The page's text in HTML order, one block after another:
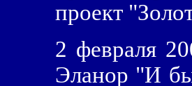
проект
2 февраля
Эланор "И